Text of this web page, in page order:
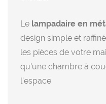
Le lampadaire en
design simple et
les pièces de votre
qu'une chambre à
l'espace.